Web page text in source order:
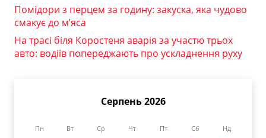
Помідори з перцем за годину: закуска, яка чудово
смакує до м’яса
На трасі біля Коростеня аварія за участю трьох
авто: водіїв попереджають про ускладнення руху
Серпень 2026
Пн Вт Ср Чт Пт Сб Нд